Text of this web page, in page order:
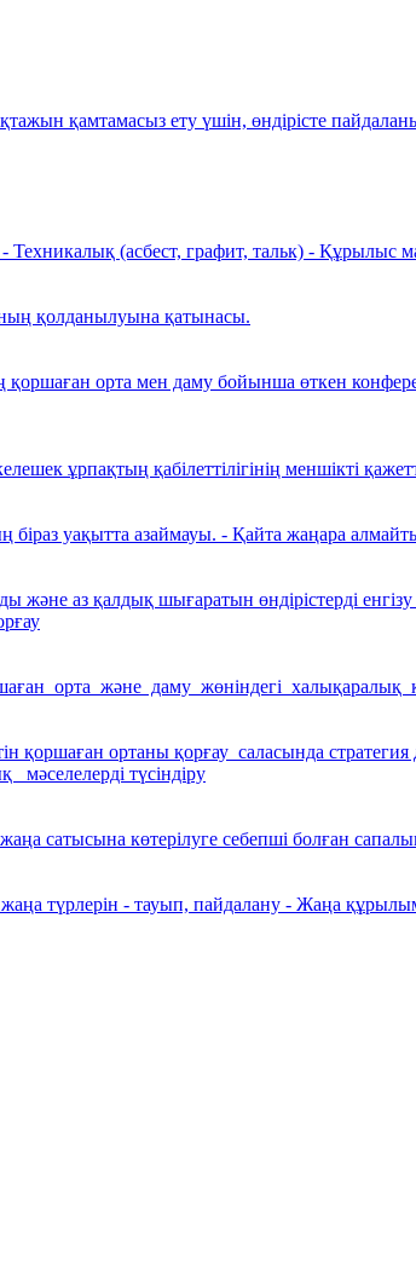
қамтамасыз ету үшін, өндірісте
(асбест, графит, тальк) - Құрылыс
қолданылуына қатынасы.
орта мен даму бойынша өткен
ұрпақтың қабілеттілігінің меншікті
уақытта азаймауы. - Қайта жаңара
аз қалдық шығаратын өндірістерді
орта және даму жөніндегі халықаралық
ортаны қорғау саласында
түсіндіру
сатысына көтерілуге себепші болған
түрлерін - тауып, пайдалану - Жаңа